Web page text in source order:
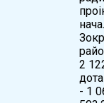
2
- 1